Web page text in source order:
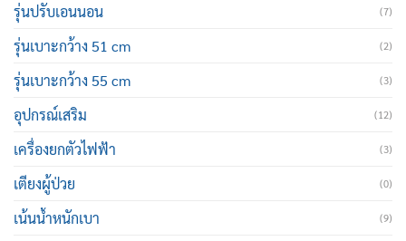
รุ่นปรับเอนนอน (7)
รุ่นเบาะกว้าง 51 cm (2)
รุ่นเบาะกว้าง 55 cm (3)
อุปกรณ์เสริม (12)
เครื่องยกตัวไฟฟ้า (3)
เตียงผู้ป่วย (0)
เน้นน้ำหนักเบา (9)